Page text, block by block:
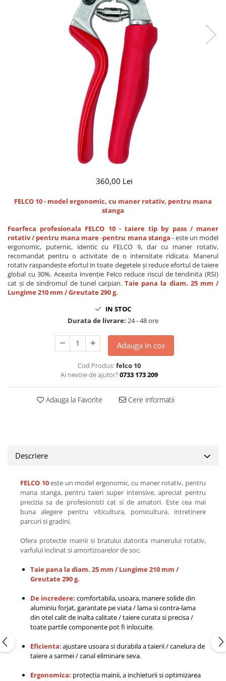
CUTITE PENTRU ALTOIT
CUTITE DE BUZUNAR
FOARFECE ELECTRICE SI ACCESORII
UNELTE PENTRU GRADINARIT
360,00 Lei
FELCO 10 - model ergonomic, cu maner rotativ, pentru mana
stanga
Foarfeca profesionala FELCO 10 - taiere tip by pass / maner
rotativ / pentru mana mare-pentru mana stanga - este un model
ergonomic, puternic, identic cu FELCO 9, dar cu maner rotativ,
recomandat pentru o activitate de o intensitate ridicata. Manerul
rotativ raspandeste efortul in toate degetele și reduce efortul de taiere
global cu 30%. Aceasta invenție Felco reduce riscul de tendinita (RSI)
cat și de sindromul de tunel carpian.Taie pana la diam. 25 mm /
Lungime 210 mm / Greutate 290 g.
IN STOC
Durata de livrare: 24 - 48 ore
Adauga in cos
Cod Produs: felco 10
Ai nevoie de ajutor?0733 173 209
Adauga la Favorite Cere informatii
Descriere
FELCO 10este un model ergonomic, cu maner rotativ, pentru
mana stanga, pentru taieri super intensive, apreciat pentru
precizia sa de profesionisti cat si de amatori. Este cea mai
buna alegere pentru viticultura, pomicultura, intretinere
parcuri si gradini.
Ofera protectie mainii si bratului datorita manerului rotativ,
varfului inclinat si amortizoarelor de soc.
Taie pana la diam. 25 mm / Lungime 210 mm /
Greutate 290 g.
De incredere: comfortabila, usoara, manere solide din
aluminiu forjat, garantate pe viata / lama si contra-lama
din otel calit de inalta calitate / taiere curata si precisa /
toate partile componente pot fi inlocuite.
Eficienta: ajustare usoara si durabila a taierii / canelura de
taiere a sarmei / canal eliminare seva.
Ergonomica: protectia mainii, a inchieturii si optimizarea